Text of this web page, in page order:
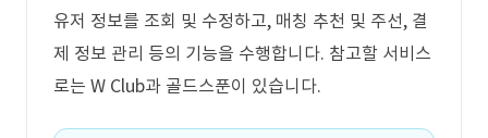
유저 정보를 조회 및 수정하고, 매칭 추천 및 주선, 결
제 정보 관리 등의 기능을 수행합니다. 참고할 서비스
로는 W Club과 골드스푼이 있습니다.